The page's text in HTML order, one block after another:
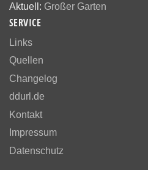
Aktuell: Großer Garten
SERVICE
Links
Quellen
Changelog
ddurl.de
Kontakt
Impressum
Datenschutz